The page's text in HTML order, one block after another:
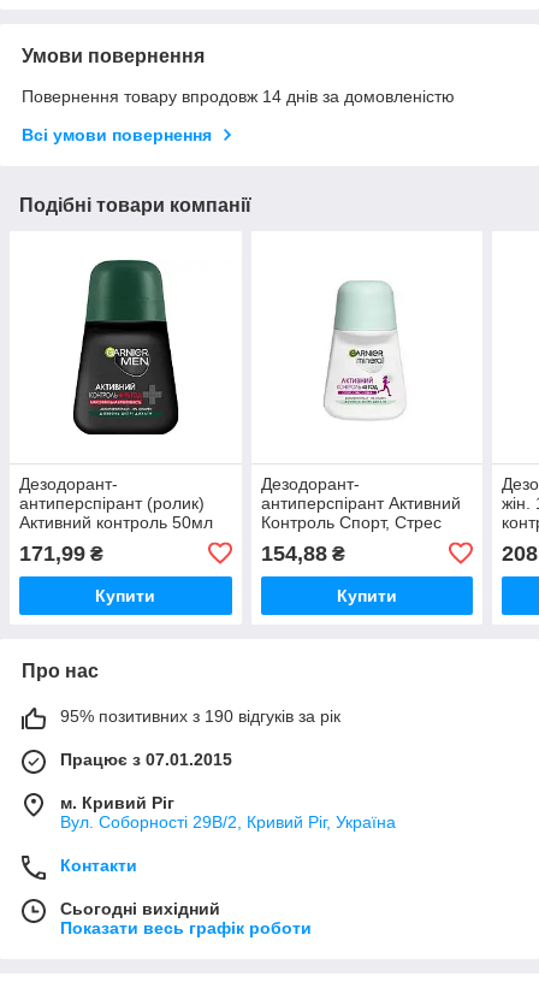
Умови повернення
Повернення товару впродовж 14 днів за домовленістю
Всі умови повернення
Подібні товари компанії
Дезодорант-
антиперспірант (ролик)
Активний контроль 50мл
171,99 ₴
Купити
Дезодорант-
антиперспірант Активний
Контроль Спорт, Стрес
154,88₴
Купити
жін.
Про нас
95% позитивних з 190 відгуків за рік
Працює з 07.01.2015
м. Кривий Ріг
Вул. Соборності 29В/2, Кривий Ріг, Україна
Контакти
Сьогодні вихідний
Показати весь графік роботи